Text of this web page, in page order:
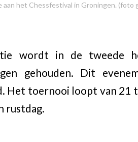
het Chessfestival in Groningen. (foto
wordt in de tweede
gehouden. Dit
Het toernooi loopt van 21
rustdag.